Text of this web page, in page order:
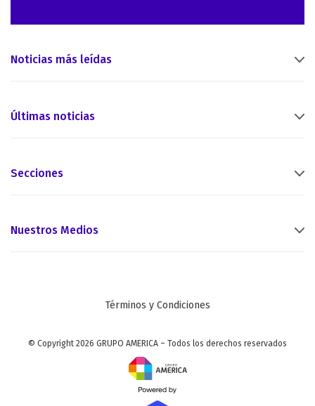
Noticias más leídas
Últimas noticias
Secciones
Nuestros Medios
Términos y Condiciones
© Copyright 2026 GRUPO AMERICA – Todos los derechos reservados